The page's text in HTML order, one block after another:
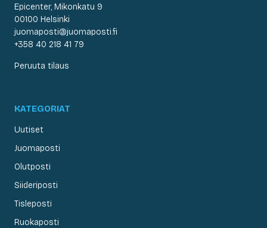
Epicenter, Mikonkatu 9
00100 Helsinki
juomaposti@juomaposti.fi
+358 40 218 41 79
Peruuta tilaus
KATEGORIAT
Uutiset
Juomaposti
Olutposti
Siideriposti
Tisleposti
Ruokaposti